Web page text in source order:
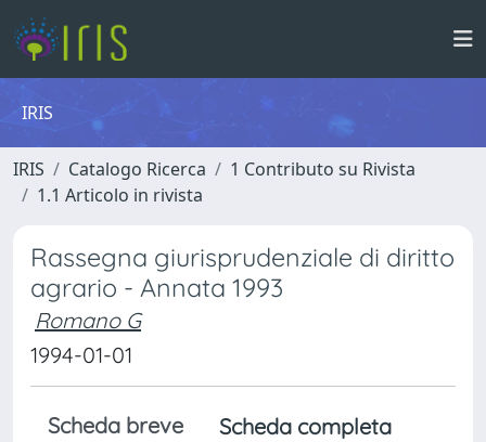
IRIS
IRIS Catalogo Ricerca
1 Contributo su Rivista
1.1 Articolo in rivista
Rassegna giurisprudenziale di diritto
agrario - Annata 1993
Romano G
1994-01-01
Scheda breve
Scheda completa